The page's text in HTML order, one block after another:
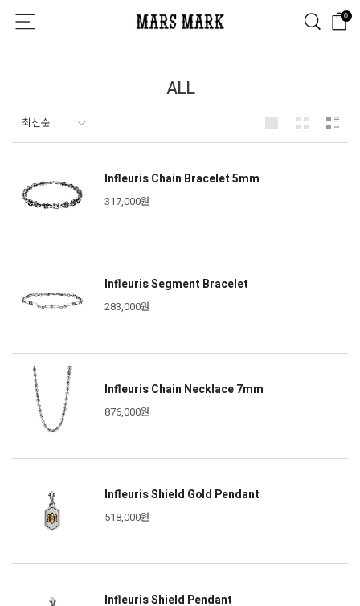
0
ALL
Infleuris Chain Bracelet 5mm
317,000원
Infleuris Segment Bracelet
283,000원
Infleuris Chain Necklace 7mm
876,000원
Infleuris Shield Gold Pendant
518,000원
Infleuris Shield Pendant